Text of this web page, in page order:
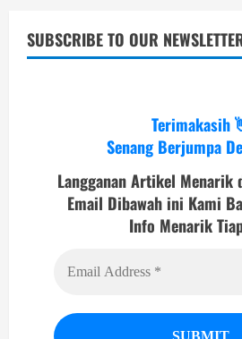
SUBSCRIBE TO OUR
Terimakasih
Senang Berjumpa
Langganan Artikel Menarik
Email Dibawah ini Kami
Info Menarik